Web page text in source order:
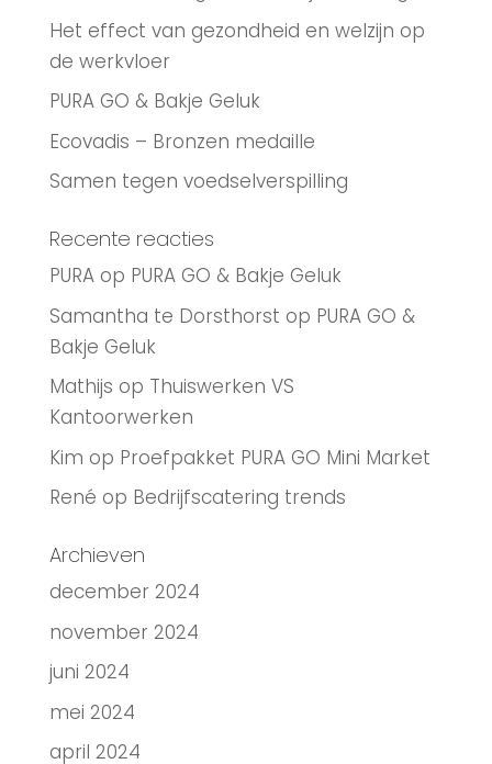
Het effect van gezondheid en welzijn op
de werkvloer
PURA GO & Bakje Geluk
Ecovadis – Bronzen medaille
Samen tegen voedselverspilling
Recente reacties
PURAop PURA GO & Bakje Geluk
Samantha te Dorsthorst op PURA GO &
Bakje Geluk
Mathijs op Thuiswerken VS
Kantoorwerken
Kim op Proefpakket PURA GO Mini Market
René op Bedrijfscatering trends
Archieven
december 2024
november 2024
juni 2024
mei 2024
april 2024